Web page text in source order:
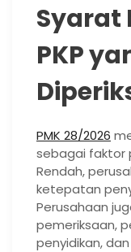
Syarat
PKP
PMK 28/2026
sebagai faktor
Rendah,
ketepatan
Perusahaan
pemeriksaan,
penyidikan,